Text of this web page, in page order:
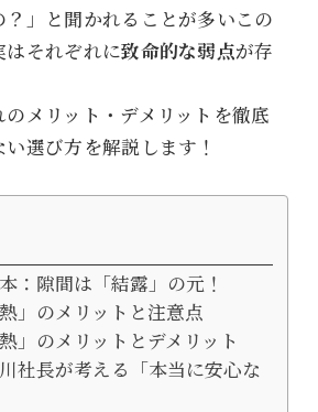
？」と聞かれることが多いこの
はそれぞれに致命的な弱点が存
メリット・デメリットを徹底
選び方を解説します！
：隙間は「結露」の元！
」のメリットと注意点
」のメリットとデメリット
社長が考える「本当に安心な